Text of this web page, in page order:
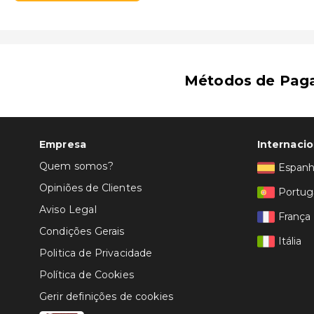
Métodos de
Empresa
Quem somos?
Opiniões de Clientes
Aviso Legal
Condições Gerais
Politica de Privacidade
Política de Cookies
Gerir definições de cookies
França
Itália